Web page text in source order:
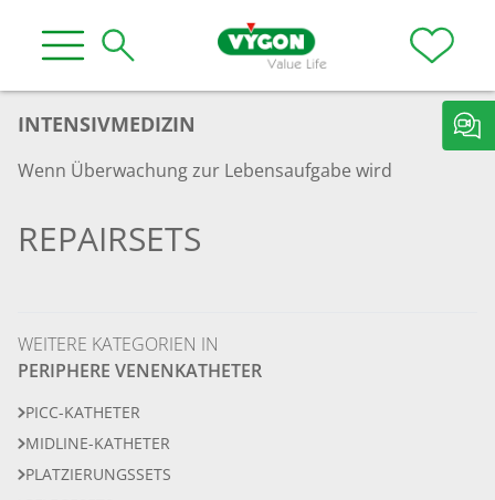
INTENSIVMEDIZIN
Wenn Überwachung zur Lebensaufgabe wird
REPAIRSETS
WEITERE KATEGORIEN IN
PERIPHERE VENENKATHETER
PICC-KATHETER
MIDLINE-KATHETER
PLATZIERUNGSSETS